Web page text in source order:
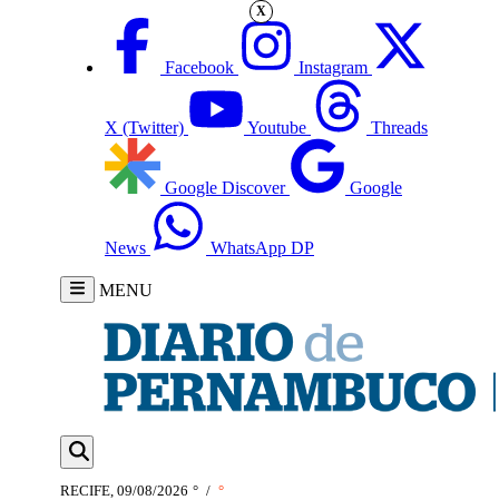
Facebook Instagram
X (Twitter) Youtube Threads
Google Discover Google
News WhatsApp DP
MENU
RECIFE, 09/08/2026 ° / °
X